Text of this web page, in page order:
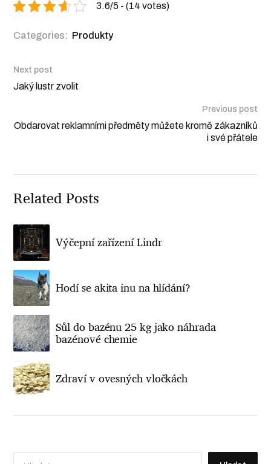
3.6/5 - (14 votes)
Categories: Produkty
Next post
Jaký lustr zvolit
Previous post
Obdarovat reklamními předměty můžete kromě zákazníků
i své přátele
Related Posts
Výčepní zařízení Lindr
Hodí se akita inu na hlídání?
Sůl do bazénu 25 kg jako náhrada
bazénové chemie
Zdraví v ovesných vločkách
V